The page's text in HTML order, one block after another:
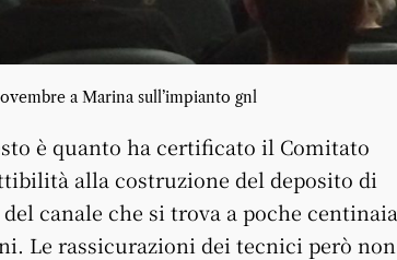
a Marina sull’impianto gnl
è quanto ha certificato il Comitato
alla costruzione del deposito di
canale che si trova a poche centinaia
Le rassicurazioni dei tecnici però non